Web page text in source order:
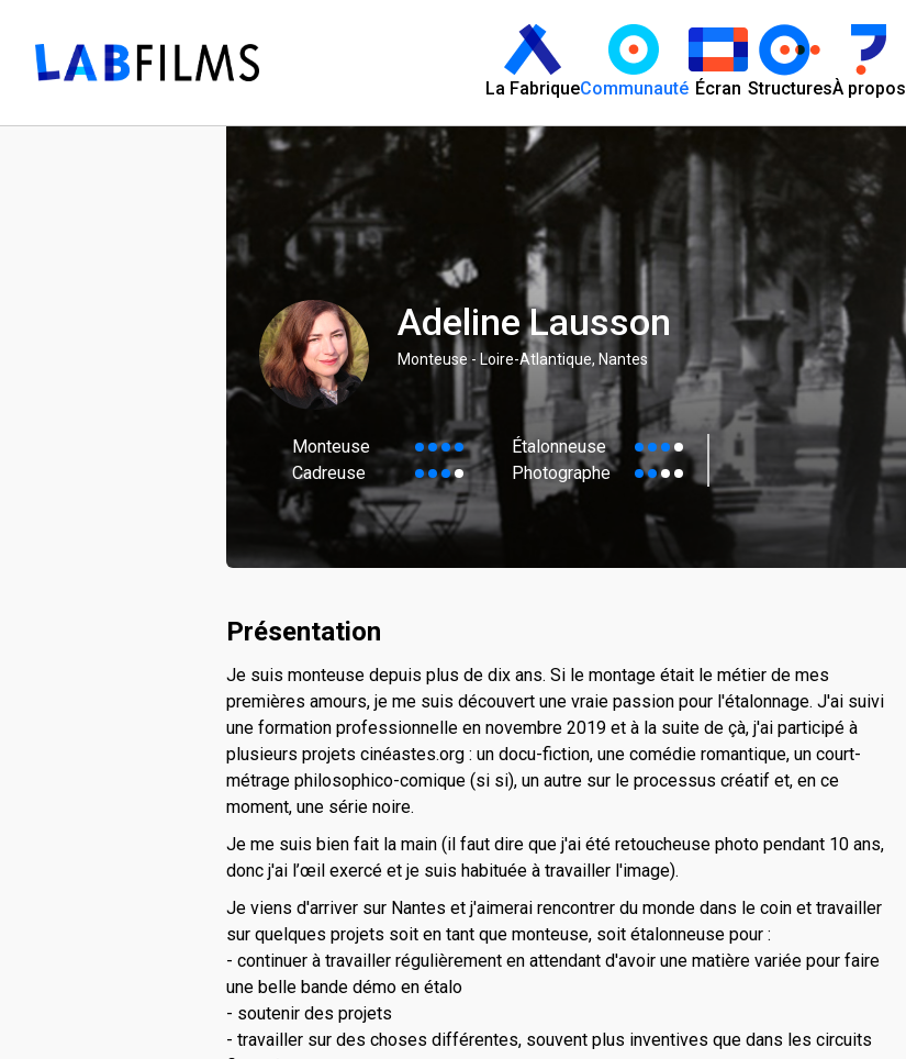
La FabriqueCommunauté Écran StructuresÀ propos
Adeline Lausson
Monteuse - Loire-Atlantique, Nantes
Monteuse
Étalonneuse
Cadreuse
Photographe
Présentation
Je suis monteuse depuis plus de dix ans. Si le montage était le métier de mes
premières amours, je me suis découvert une vraie passion pour l'étalonnage. J'ai suivi
une formation professionnelle en novembre 2019 et à la suite de çà, j'ai participé à
plusieurs projets cinéastes.org : un docu-fiction, une comédie romantique, un court-
métrage philosophico-comique (si si), un autre sur le processus créatif et, en ce
moment, une série noire.
Je me suis bien fait la main (il faut dire que j'ai été retoucheuse photo pendant 10 ans,
donc j'ai l’œil exercé et je suis habituée à travailler l'image).
Je viens d'arriver sur Nantes et j'aimerai rencontrer du monde dans le coin et travailler
sur quelques projets soit en tant que monteuse, soit étalonneuse pour :
- continuer à travailler régulièrement en attendant d'avoir une matière variée pour faire
une belle bande démo en étalo
- soutenir des projets
- travailler sur des choses différentes, souvent plus inventives que dans les circuits